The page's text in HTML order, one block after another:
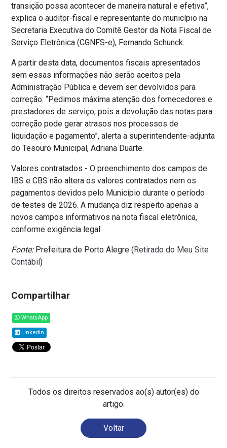
transição possa acontecer de maneira natural e efetiva”,
explica o auditor-fiscal e representante do município na
Secretaria Executiva do Comitê Gestor da Nota Fiscal de
Serviço Eletrônica (CGNFS-e), Fernando Schunck.
A partir desta data, documentos fiscais apresentados
sem essas informações não serão aceitos pela
Administração Pública e devem ser devolvidos para
correção. “Pedimos máxima atenção dos fornecedores e
prestadores de serviço, pois a devolução das notas para
correção pode gerar atrasos nos processos de
liquidação e pagamento”, alerta a superintendente-adjunta
do Tesouro Municipal, Adriana Duarte.
Valores contratados - O preenchimento dos campos de
IBS e CBS não altera os valores contratados nem os
pagamentos devidos pelo Município durante o período
de testes de 2026. A mudança diz respeito apenas a
novos campos informativos na nota fiscal eletrônica,
conforme exigência legal.
Fonte:Prefeitura de Porto Alegre (Retirado do Meu Site
Contábil)
Compartilhar
WhatsApp
Linkedin
Todos os direitos reservados ao(s) autor(es) do
artigo.
Voltar